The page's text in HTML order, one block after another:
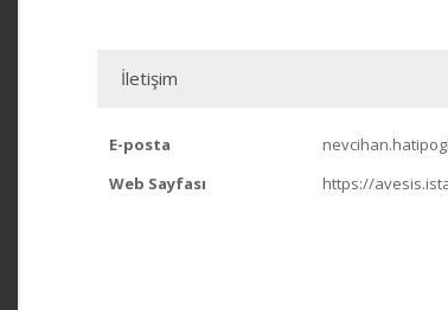
İletişim
E-posta
Web Sayfası
https://